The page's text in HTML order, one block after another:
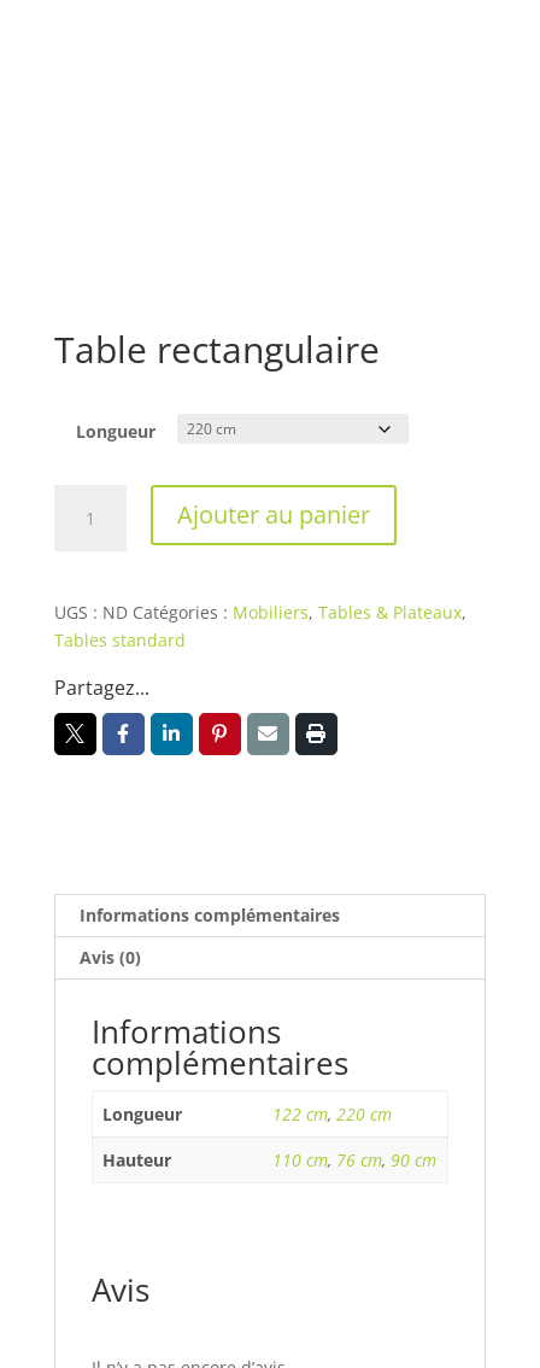
Table rectangulaire
Longueur
Ajouter au panier
UGS : ND Catégories : Mobiliers, Tables & Plateaux,
Tables standard
Partagez...
Informations complémentaires
Avis (0)
Informations
complémentaires
Longueur 122 cm, 220 cm
Hauteur
110 cm, 76 cm, 90 cm
Avis